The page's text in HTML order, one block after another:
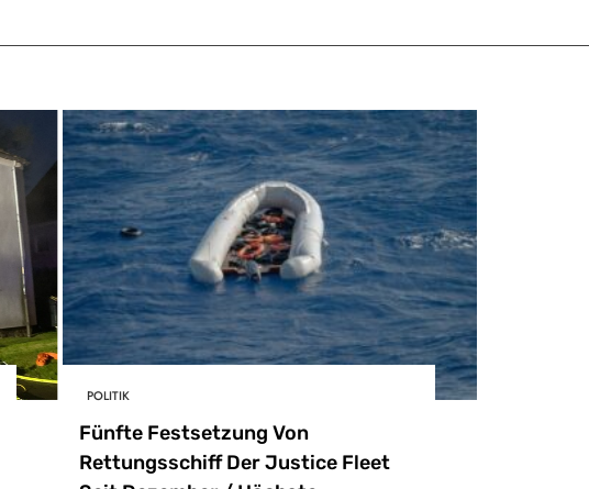
POLITIK
Fünfte Festsetzung Von
Rettungsschiff Der Justice Fleet